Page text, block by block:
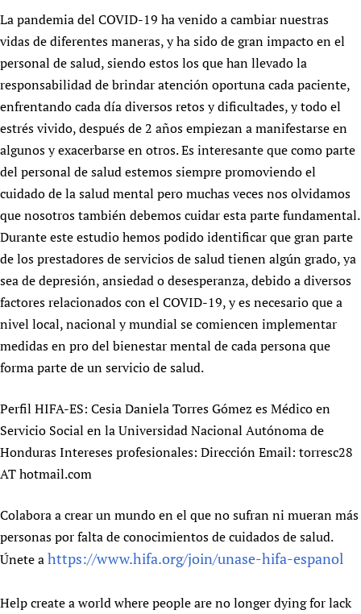
Community Health Workers
Multilingualism
Prescribers and users of medicines
Evaluating Impact
Mobile HIFA (mHIFA)
Communicating health research
COVID-19
Essential Health Services and COVID-19
Family Planning
Health Partnerships
Learning for Quality Health Services
Newborn Care
Volunteers
Partners
Supporting Organisations
List view
Junte-se ao HIFA-Portuguese
Rejoignez HIFA-Français
Únase a HIFA-Español
La pandemia del COVID-19 ha venido a cambiar nuestras
vidas de diferentes maneras, y ha sido de gran impacto en el
personal de salud, siendo estos los que han llevado la
responsabilidad de brindar atención oportuna cada paciente,
enfrentando cada día diversos retos y dificultades, y todo el
estrés vivido, después de 2 años empiezan a manifestarse en
algunos y exacerbarse en otros. Es interesante que como parte
del personal de salud estemos siempre promoviendo el
cuidado de la salud mental pero muchas veces nos olvidamos
que nosotros también debemos cuidar esta parte fundamental.
Durante este estudio hemos podido identificar que gran parte
de los prestadores de servicios de salud tienen algún grado, ya
sea de depresión, ansiedad o desesperanza, debido a diversos
factores relacionados con el COVID-19, y es necesario que a
nivel local, nacional y mundial se comiencen implementar
medidas en pro del bienestar mental de cada persona que
forma parte de un servicio de salud.
Perfil HIFA-ES: Cesia Daniela Torres Gómez es Médico en
Servicio Social en la Universidad Nacional Autónoma de
Honduras Intereses profesionales: Dirección Email: torresc28
AT hotmail.com
Colabora a crear un mundo en el que no sufran ni mueran más
personas por falta de conocimientos de cuidados de salud.
Únete ahttps://www.hifa.org/join/unase-hifa-espanol
Help create a world where people are no longer dying for lack